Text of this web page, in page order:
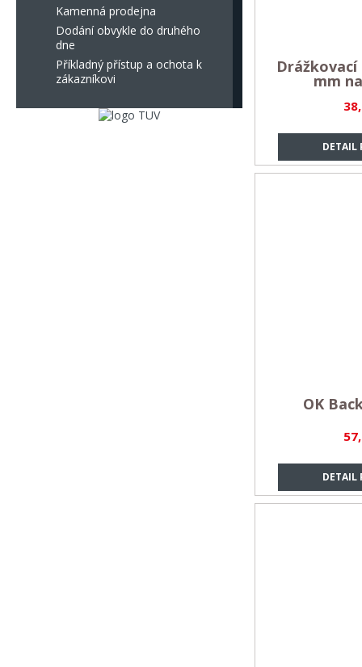
Kamenná prodejna
Dodání obvykle do druhého
dne
Příkladný přístup a ochota k
zákazníkovi
DETAIL
mm
DETAIL
OK